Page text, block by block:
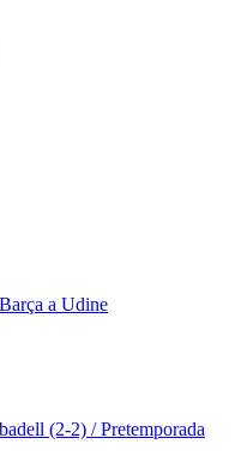
a Udine
(2-2) / Pretemporada